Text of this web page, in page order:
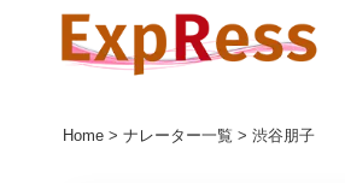
Home > ナレーター一覧 > 渋谷朋子